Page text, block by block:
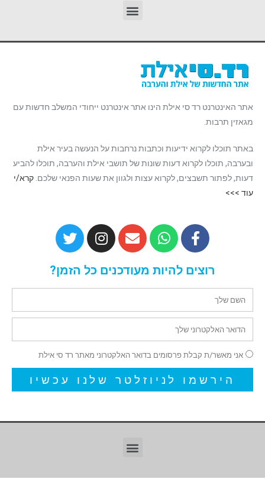
אתר האינטרנט רד סי אילת הינו אתר אינטרנט ייחודי המשלב חדשות עם
מגאזין תרבות.
באתר תוכלו לקרוא ידיעות וכתבות נרחבות על הנעשה בעיר אילת
ובערבה, תוכלו לקרוא דעות שונות של תושבי אילת והערבה, תוכלו להביע
דעות, לפתור תשבצים, לקרוא עצות ולגוון את שעות הפנאי שלכם. קרא/י
עוד >>>
רוצים להיות מעודכנים כל הזמן?
אני מאשר/ת קבלת פרסומים בדואר האלקטרוני מאתר רד סי אילת
הירשמו לניוזלטר שלנו עכשיו